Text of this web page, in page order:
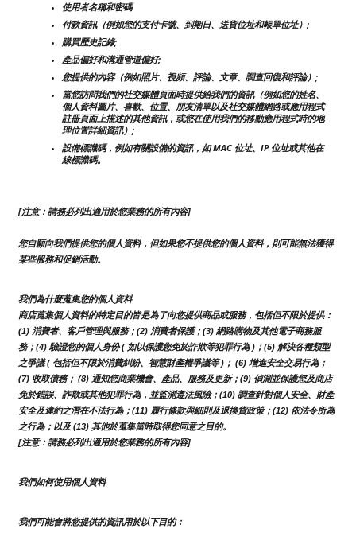
使用者名稱和密碼
付款資訊（例如您的支付卡號、到期日、送貨位址和帳單位址）;
購買歷史記錄;
產品偏好和溝通管道偏好;
您提供的內容（例如照片、視頻、評論、文章、調查回復和評論）;
當您訪問我們的社交媒體頁面時提供給我們的資訊（例如您的姓名、
個人資料圖片、喜歡、位置、朋友清單以及社交媒體網路或應用程式
註冊頁面上描述的其他資訊，或您在使用我們的移動應用程式時的地
理位置詳細資訊）;
設備標識碼，例如有關設備的資訊，如 MAC 位址、IP 位址或其他在
線標識碼。
[注意：請務必列出適用於您業務的所有內容]
您自願向我們提供您的個人資料，但如果您不提供您的個人資料，則可能無法獲得
某些服務和促銷活動。
我們為什麼蒐集您的個人資料
商店蒐集個人資料的特定目的皆是為了向您提供商品或服務，包括但不限於提供：
(1) 消費者、客戶管理與服務；(2) 消費者保護；(3) 網路購物及其他電子商務服
務；(4) 驗證您的個人身份 ( 如以保護您免於詐欺等犯罪行為 )；(5) 解決各種類型
之爭議 ( 包括但不限於消費糾紛、智慧財產權爭議等 )； (6) 增進安全交易行為；
(7) 收取債務； (8) 通知您商業機會、產品、服務及更新；(9) 偵測並保護您及商店
免於錯誤、詐欺或其他犯罪行為，並監測遵法風險；(10) 調查針對個人安全、財產
安全及違約之潛在不法行為；(11) 履行條款與細則及退換貨政策；(12) 依法令所為
之行為；以及 (13) 其他於蒐集當時取得您同意之目的。
[注意：請務必列出適用於您業務的所有內容]
我們如何使用個人資料
我們可能會將您提供的資訊用於以下目的：